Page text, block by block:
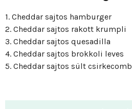
1. Cheddar sajtos hamburger
2. Cheddar sajtos rakott krumpli
3. Cheddar sajtos quesadilla
4. Cheddar sajtos brokkoli leves
5. Cheddar sajtos sült csirkecomb